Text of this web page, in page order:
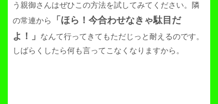
う親御さんはぜひこの方法を試してみてください。隣
の常連から
「ほら！今合わせなきゃ駄目だ
よ！」
なんて行ってきてもただじっと耐えるのです。
しばらくしたら何も言ってこなくなりますから。